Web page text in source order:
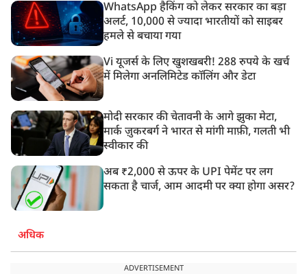
WhatsApp हैकिंग को लेकर सरकार का बड़ा
अलर्ट, 10,000 से ज्यादा भारतीयों को साइबर
हमले से बचाया गया
Vi यूजर्स के लिए खुशखबरी! 288 रुपये के खर्च
में मिलेगा अनलिमिटेड कॉलिंग और डेटा
मोदी सरकार की चेतावनी के आगे झुका मेटा,
मार्क ज़ुकरबर्ग ने भारत से मांगी माफ़ी, गलती भी
स्वीकार की
अब ₹2,000 से ऊपर के UPI पेमेंट पर लग
सकता है चार्ज, आम आदमी पर क्या होगा असर?
अधिक
ADVERTISEMENT